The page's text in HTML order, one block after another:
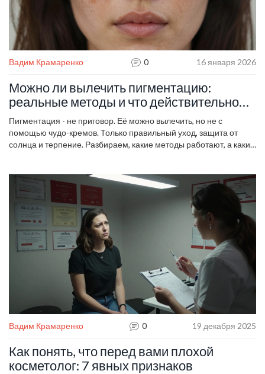
Вадим Крамаренко 0 16 января 2026
Можно ли вылечить пигментацию:
реальные методы и что действительно
работает
Пигментация - не приговор. Её можно вылечить, но не с
помощью чудо-кремов. Только правильный уход, защита от
солнца и терпение. Разбираем, какие методы работают, а какие
Вадим Крамаренко 0 19 декабря 2025
Как понять, что перед вами плохой
косметолог: 7 явных признаков